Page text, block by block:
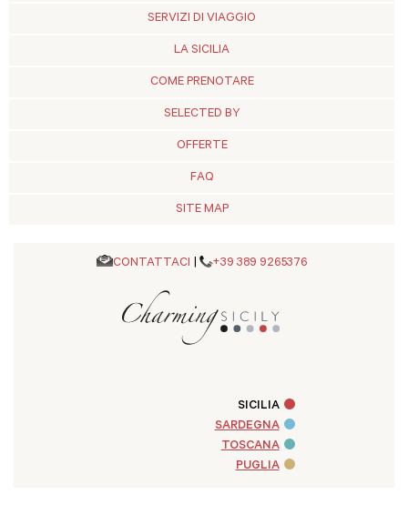
SERVIZI DI VIAGGIO
LA SICILIA
COME PRENOTARE
SELECTED BY
OFFERTE
FAQ
SITE MAP
CONTATTACI +39 389 9265376
SICILIA
SARDEGNA
TOSCANA
PUGLIA